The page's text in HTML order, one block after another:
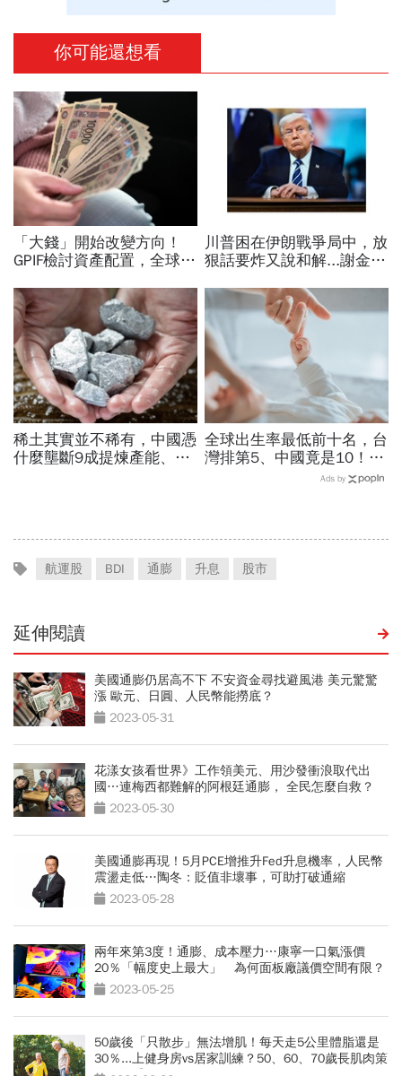
你可能還想看
「大錢」開始改變方向！
GPIF檢討資產配置，全球資
川普困在伊朗戰爭局中，放
狠話要炸又說和解...謝金河
一個國家的未來
稀土其實並不稀有，中國憑
什麼壟斷9成提煉產能、掐
全球出生率最低前十名，台
灣排第5、中國竟是10！亞
洲4國入榜「無聲危機」，
Ads by
航運股 BDI 通膨 升息 股市
延伸閱讀
美國通膨仍居高不下 不安資金尋找避風港 美元驚驚
漲 歐元、日圓、人民幣能撈底？
2023-05-31
花漾女孩看世界》工作領美元、用沙發衝浪取代出
國…連梅西都難解的阿根廷通膨， 全民怎麼自救？
2023-05-30
美國通膨再現！5月PCE增推升Fed升息機率，人民幣
震盪走低…陶冬：貶值非壞事，可助打破通縮
2023-05-28
兩年來第3度！通膨、成本壓力…康寧一口氣漲價
20％「幅度史上最大」 為何面板廠議價空間有限？
2023-05-25
50歲後「只散步」無法增肌！每天走5公里體脂還是
30％...上健身房vs居家訓練？50、60、70歲長肌肉策